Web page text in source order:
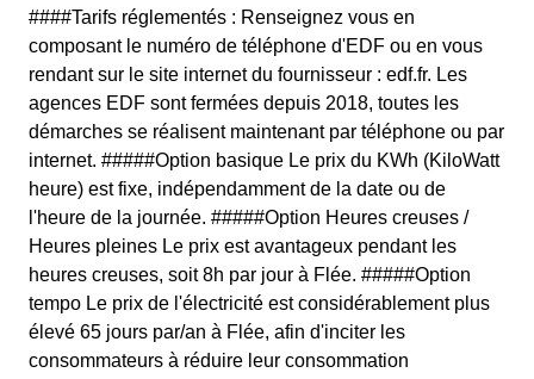
####Tarifs réglementés : Renseignez vous en
composant le numéro de téléphone d'EDF ou en vous
rendant sur le site internet du fournisseur : edf.fr. Les
agences EDF sont fermées depuis 2018, toutes les
démarches se réalisent maintenant par téléphone ou par
internet. #####Option basique Le prix du KWh (KiloWatt
heure) est fixe, indépendamment de la date ou de
l'heure de la journée. #####Option Heures creuses /
Heures pleines Le prix est avantageux pendant les
heures creuses, soit 8h par jour à Flée. #####Option
tempo Le prix de l'électricité est considérablement plus
élevé 65 jours par/an à Flée, afin d'inciter les
consommateurs à réduire leur consommation